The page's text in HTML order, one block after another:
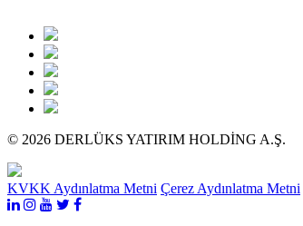
© 2026 DERLÜKS YATIRIM HOLDİNG A.Ş.
KVKK Aydınlatma Metni Çerez Aydınlatma Metni